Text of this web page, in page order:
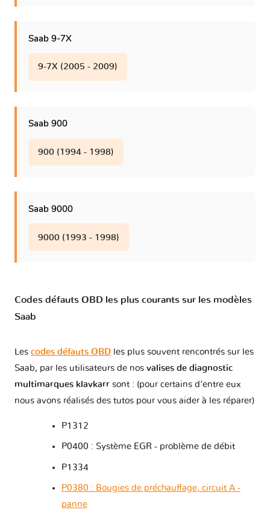
Saab 9-7X
9-7X (2005 - 2009)
Saab 900
900 (1994 - 1998)
Saab 9000
9000 (1993 - 1998)
Codes défauts OBD les plus courants sur les modèles
Saab
Les codes défauts OBD les plus souvent rencontrés sur les
Saab, par les utilisateurs de nos valises de diagnostic
multimarques klavkarr sont : (pour certains d'entre eux
nous avons réalisés des tutos pour vous aider à les réparer)
P1312
P0400 : Système EGR - problème de débit
P1334
P0380 : Bougies de préchauffage, circuit A -
panne